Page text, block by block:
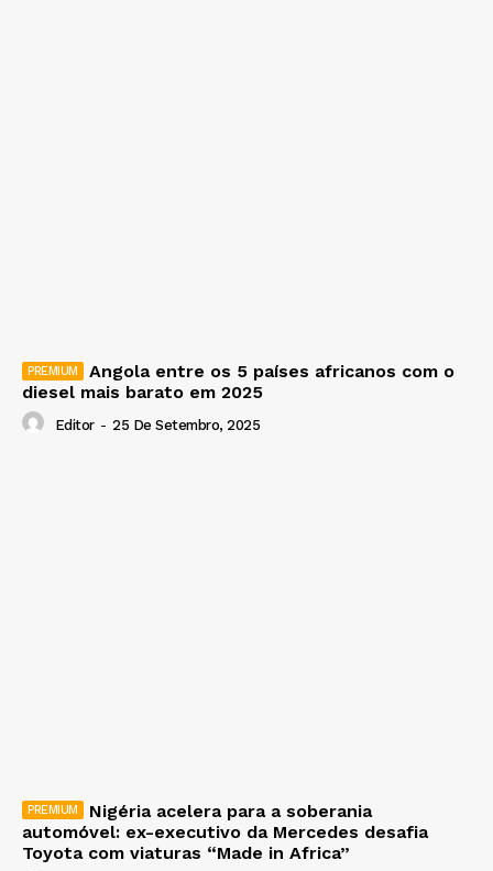
Angola entre os 5 países africanos com o
diesel mais barato em 2025
Editor - 25 De Setembro, 2025
Nigéria acelera para a soberania
automóvel: ex-executivo da Mercedes desafia
Toyota com viaturas “Made in Africa”